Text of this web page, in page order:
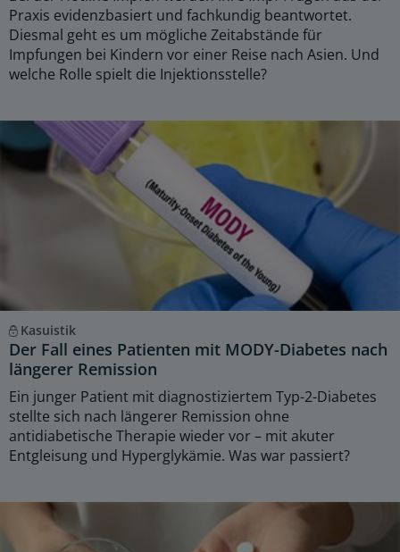
Praxis evidenzbasiert und fachkundig beantwortet.
Diesmal geht es um mögliche Zeitabstände für
Impfungen bei Kindern vor einer Reise nach Asien. Und
welche Rolle spielt die Injektionsstelle?
Kasuistik
Der Fall eines Patienten mit MODY-Diabetes nach
längerer Remission
Ein junger Patient mit diagnostiziertem Typ-2-Diabetes
stellte sich nach längerer Remission ohne
antidiabetische Therapie wieder vor – mit akuter
Entgleisung und Hyperglykämie. Was war passiert?